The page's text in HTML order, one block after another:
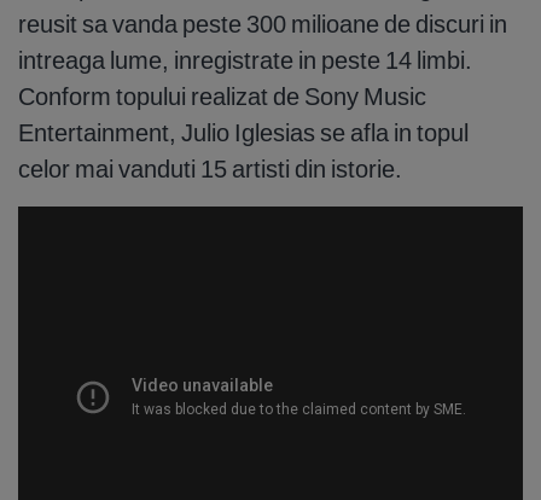
reusit sa vanda peste 300 milioane de discuri in
intreaga lume, inregistrate in peste 14 limbi.
Conform topului realizat de Sony Music
Entertainment, Julio Iglesias se afla in topul
celor mai vanduti 15 artisti din istorie.